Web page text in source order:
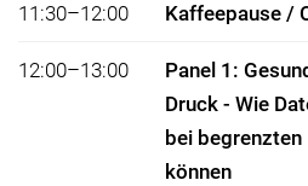
11:30–12:00 Kaffeepause /
12:00–13:00
Panel 1:
Druck - Wie
bei
können